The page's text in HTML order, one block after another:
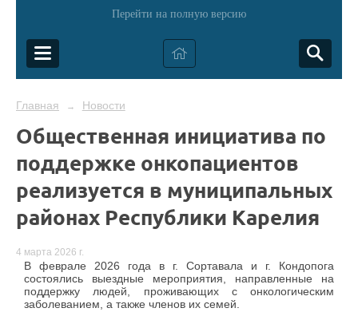
Перейти на полную версию
Главная → Новости
Общественная инициатива по
поддержке онкопациентов
реализуется в муниципальных
районах Республики Карелия
4 марта 2026 г.
В феврале 2026 года в г. Сортавала и г. Кондопога
состоялись выездные мероприятия, направленные на
поддержку людей, проживающих с онкологическим
заболеванием, а также членов их семей.